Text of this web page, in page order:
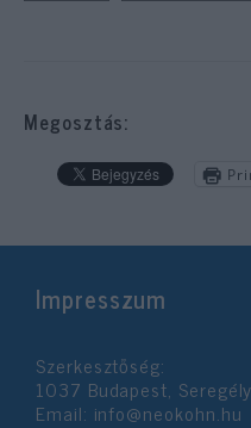
Megosztás:
Impresszum
Szerkesztőség:
1037 Budapest,
Email: info@neokohn.hu